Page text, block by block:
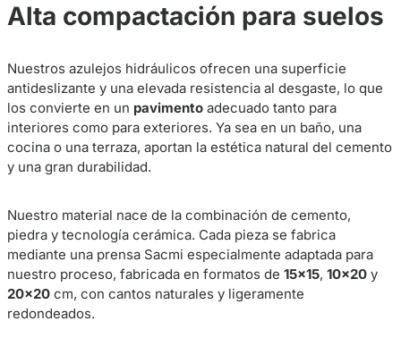
Alta compactación para suelos
Nuestros azulejos hidráulicos ofrecen una superficie
antideslizante y una elevada resistencia al desgaste, lo que
los convierte en un pavimento adecuado tanto para
interiores como para exteriores. Ya sea en un baño, una
cocina o una terraza, aportan la estética natural del cemento
y una gran durabilidad.
Nuestro material nace de la combinación de cemento,
piedra y tecnología cerámica. Cada pieza se fabrica
mediante una prensa Sacmi especialmente adaptada para
nuestro proceso, fabricada en formatos de 15×15, 10×20 y
20×20 cm, con cantos naturales y ligeramente
redondeados.